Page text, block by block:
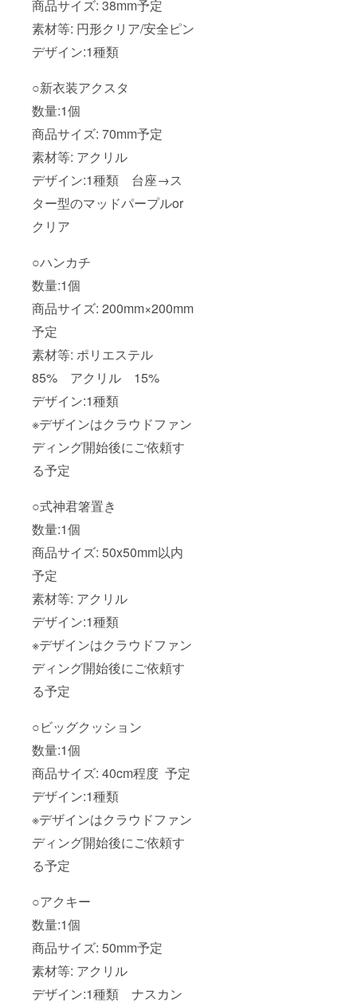
商品サイズ: 38mm予定
素材等: 円形クリア/安全ピン
デザイン:1種類
○新衣装アクスタ
数量:1個
商品サイズ: 70mm予定
素材等: アクリル
デザイン:1種類 台座→ス
ター型のマッドパープルor
クリア
○ハンカチ
数量:1個
商品サイズ: 200mm×200mm
予定
素材等: ポリエステル
85% アクリル 15%
デザイン:1種類
※デザインはクラウドファン
ディング開始後にご依頼す
る予定
○式神君箸置き
数量:1個
商品サイズ: 50x50mm以内
予定
素材等: アクリル
デザイン:1種類
※デザインはクラウドファン
ディング開始後にご依頼す
る予定
○ビッグクッション
数量:1個
商品サイズ: 40cm程度 予定
デザイン:1種類
※デザインはクラウドファン
ディング開始後にご依頼す
る予定
○アクキー
数量:1個
商品サイズ: 50mm予定
素材等: アクリル
デザイン:1種類 ナスカン